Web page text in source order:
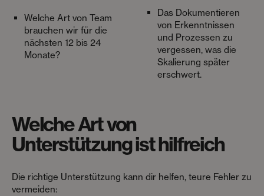
Welche Art von Team
brauchen wir für die
nächsten 12 bis 24
Monate?
Das Dokumentieren
von Erkenntnissen
und Prozessen zu
vergessen, was die
Skalierung später
erschwert.
Welche Art von
Unterstützung ist hilfreich
Die richtige Unterstützung kann dir helfen, teure Fehler zu
vermeiden: